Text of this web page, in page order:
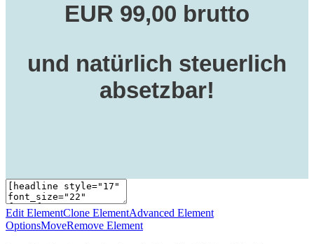
EUR 99,00 brutto
und natürlich steuerlich
absetzbar!
Edit ElementClone ElementAdvanced Element
OptionsMoveRemove Element